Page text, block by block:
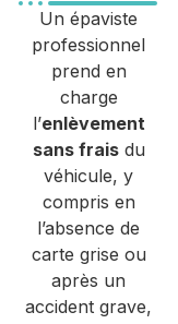
Un épaviste
professionnel
prend en
charge
l’enlèvement
sans fraisdu
véhicule, y
compris en
l’absence de
carte grise ou
après un
accident grave,